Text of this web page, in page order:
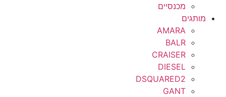
מכנסיים
מותגים
AMARA
BALR
CRAISER
DIESEL
DSQUARED2
GANT